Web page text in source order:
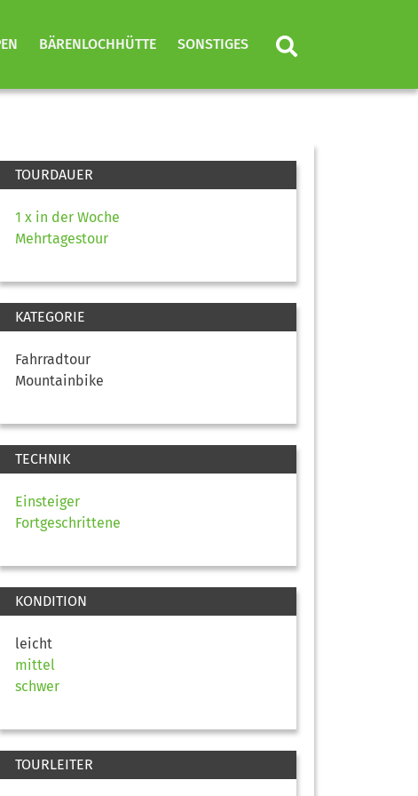
BÄRENLOCHHÜTTE SONSTIGES
TOURDAUER
1 x in der Woche
Mehrtagestour
KATEGORIE
Fahrradtour
Mountainbike
TECHNIK
Einsteiger
Fortgeschrittene
KONDITION
leicht
mittel
schwer
TOURLEITER